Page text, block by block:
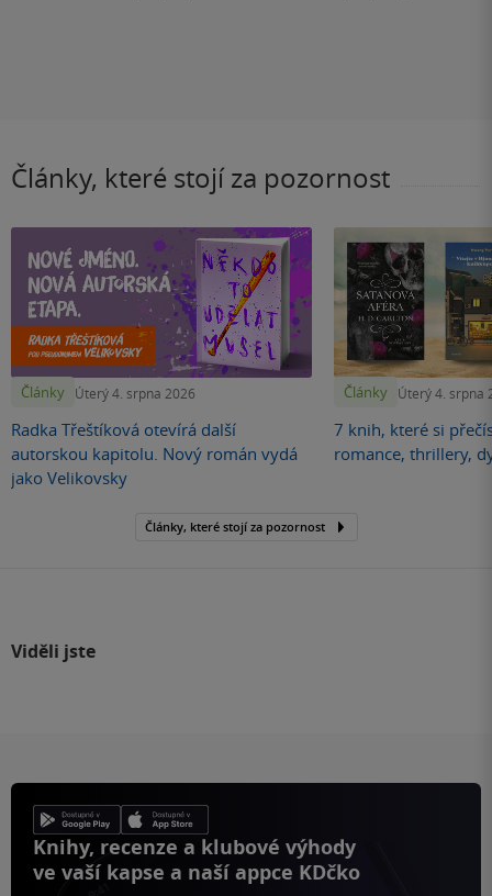
Články, které stojí za pozornost
Články Úterý 4. srpna 2026
Radka Třeštíková otevírá další
autorskou kapitolu. Nový román vydá
jako Velikovsky
Články Úterý 4. srpna
7 knih, které si
romance, thrillery,
Články, které stojí za pozornost
Viděli jste
Knihy, recenze a klubové výhody
ve vaší kapse a naší appce KDčko